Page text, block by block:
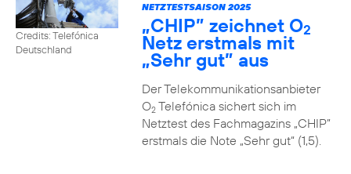
Credits: Telefónica
Deutschland
NETZTESTSAISON 2025
„CHIP” zeichnet O2
Netz erstmals mit
„Sehr gut” aus
Der Telekommunikationsanbieter
O2Telefónica sichert sich im
Netztest des Fachmagazins „CHIP”
erstmals die Note „Sehr gut“ (1,5).